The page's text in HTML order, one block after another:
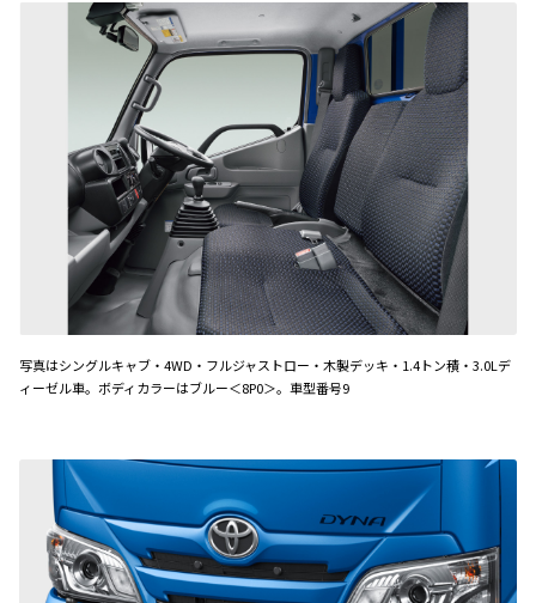
写真はシングルキャブ・4WD・フルジャストロー・木製デッキ・1.4トン積・3.0Lデ
ィーゼル車。ボディカラーはブルー＜8P0＞。車型番号9